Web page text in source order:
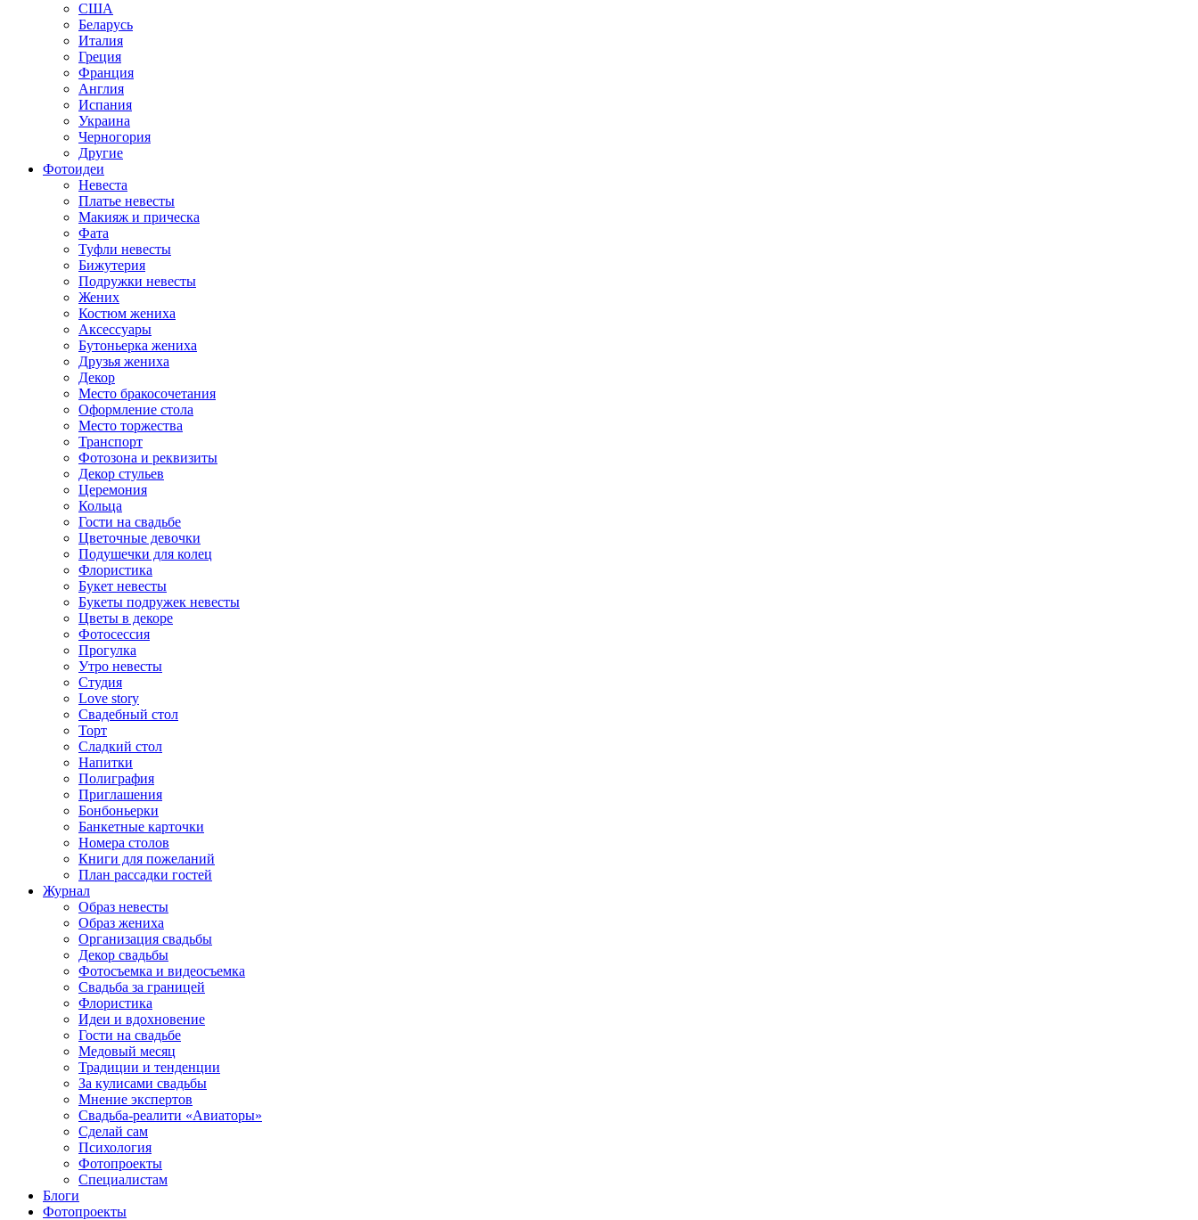
США
Беларусь
Италия
Греция
Франция
Англия
Испания
Украина
Черногория
Другие
Фотоидеи
Невеста
Платье невесты
Макияж и прическа
Фата
Туфли невесты
Бижутерия
Подружки невесты
Жених
Костюм жениха
Аксессуары
Бутоньерка жениха
Друзья жениха
Декор
Место бракосочетания
Оформление стола
Место торжества
Транспорт
Фотозона и реквизиты
Декор стульев
Церемония
Кольца
Гости на свадьбе
Цветочные девочки
Подушечки для колец
Флористика
Букет невесты
Букеты подружек невесты
Цветы в декоре
Фотосессия
Прогулка
Утро невесты
Студия
Love story
Свадебный стол
Торт
Сладкий стол
Напитки
Полиграфия
Приглашения
Бонбоньерки
Банкетные карточки
Номера столов
Книги для пожеланий
План рассадки гостей
Журнал
Образ невесты
Образ жениха
Организация свадьбы
Декор свадьбы
Фотосъемка и видеосъемка
Свадьба за границей
Флористика
Идеи и вдохновение
Гости на свадьбе
Медовый месяц
Традиции и тенденции
За кулисами свадьбы
Мнение экспертов
Свадьба-реалити «Авиаторы»
Сделай сам
Психология
Фотопроекты
Специалистам
Блоги
Фотопроекты